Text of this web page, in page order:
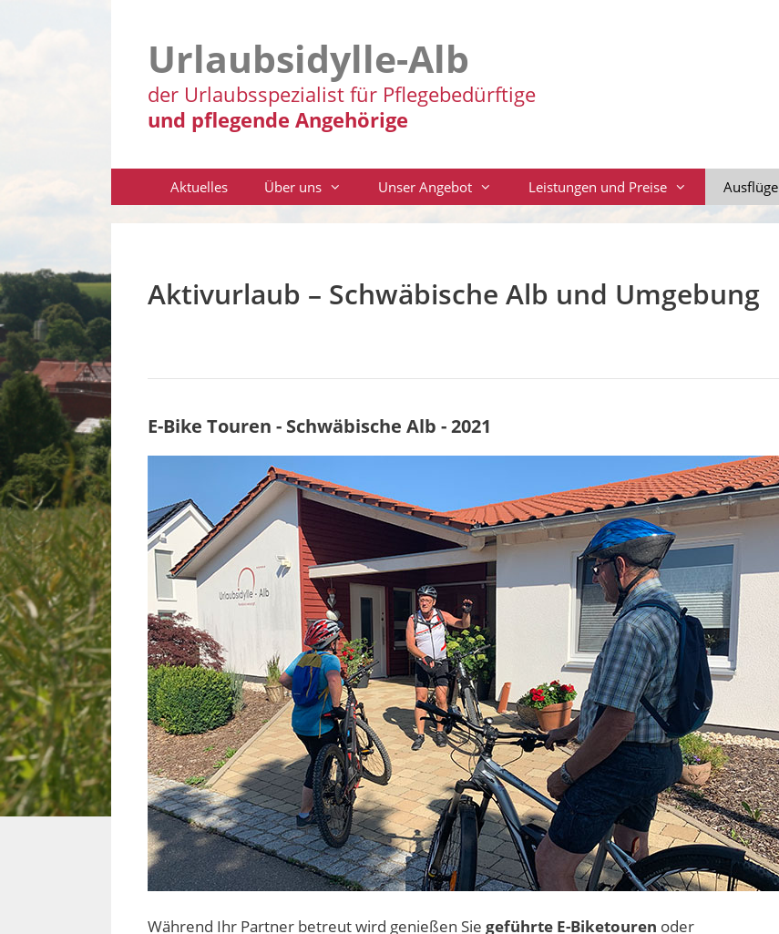
Urlaubsidylle-Alb
der Urlaubsspezialist für Pflegebedürftige
und pflegende Angehörige
Aktuelles Über uns Unser Angebot Leistungen und Preise Ausflüge
Aktivurlaub – Schwäbische Alb und Umgebung
E-Bike Touren - Schwäbische Alb - 2021
Während Ihr Partner betreut wird genießen Sie geführte E-Biketouren oder